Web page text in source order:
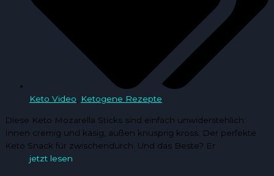
Keto Video Ketogene Rezepte
Diese Keto Mozarella Sticks sind einfach unwiderstehlich:
Innen cremig und käsig, außen knusprig kross. Der perfekte
Keto Snack für zwischendurch. Und das Beste? Er
jetzt lesen